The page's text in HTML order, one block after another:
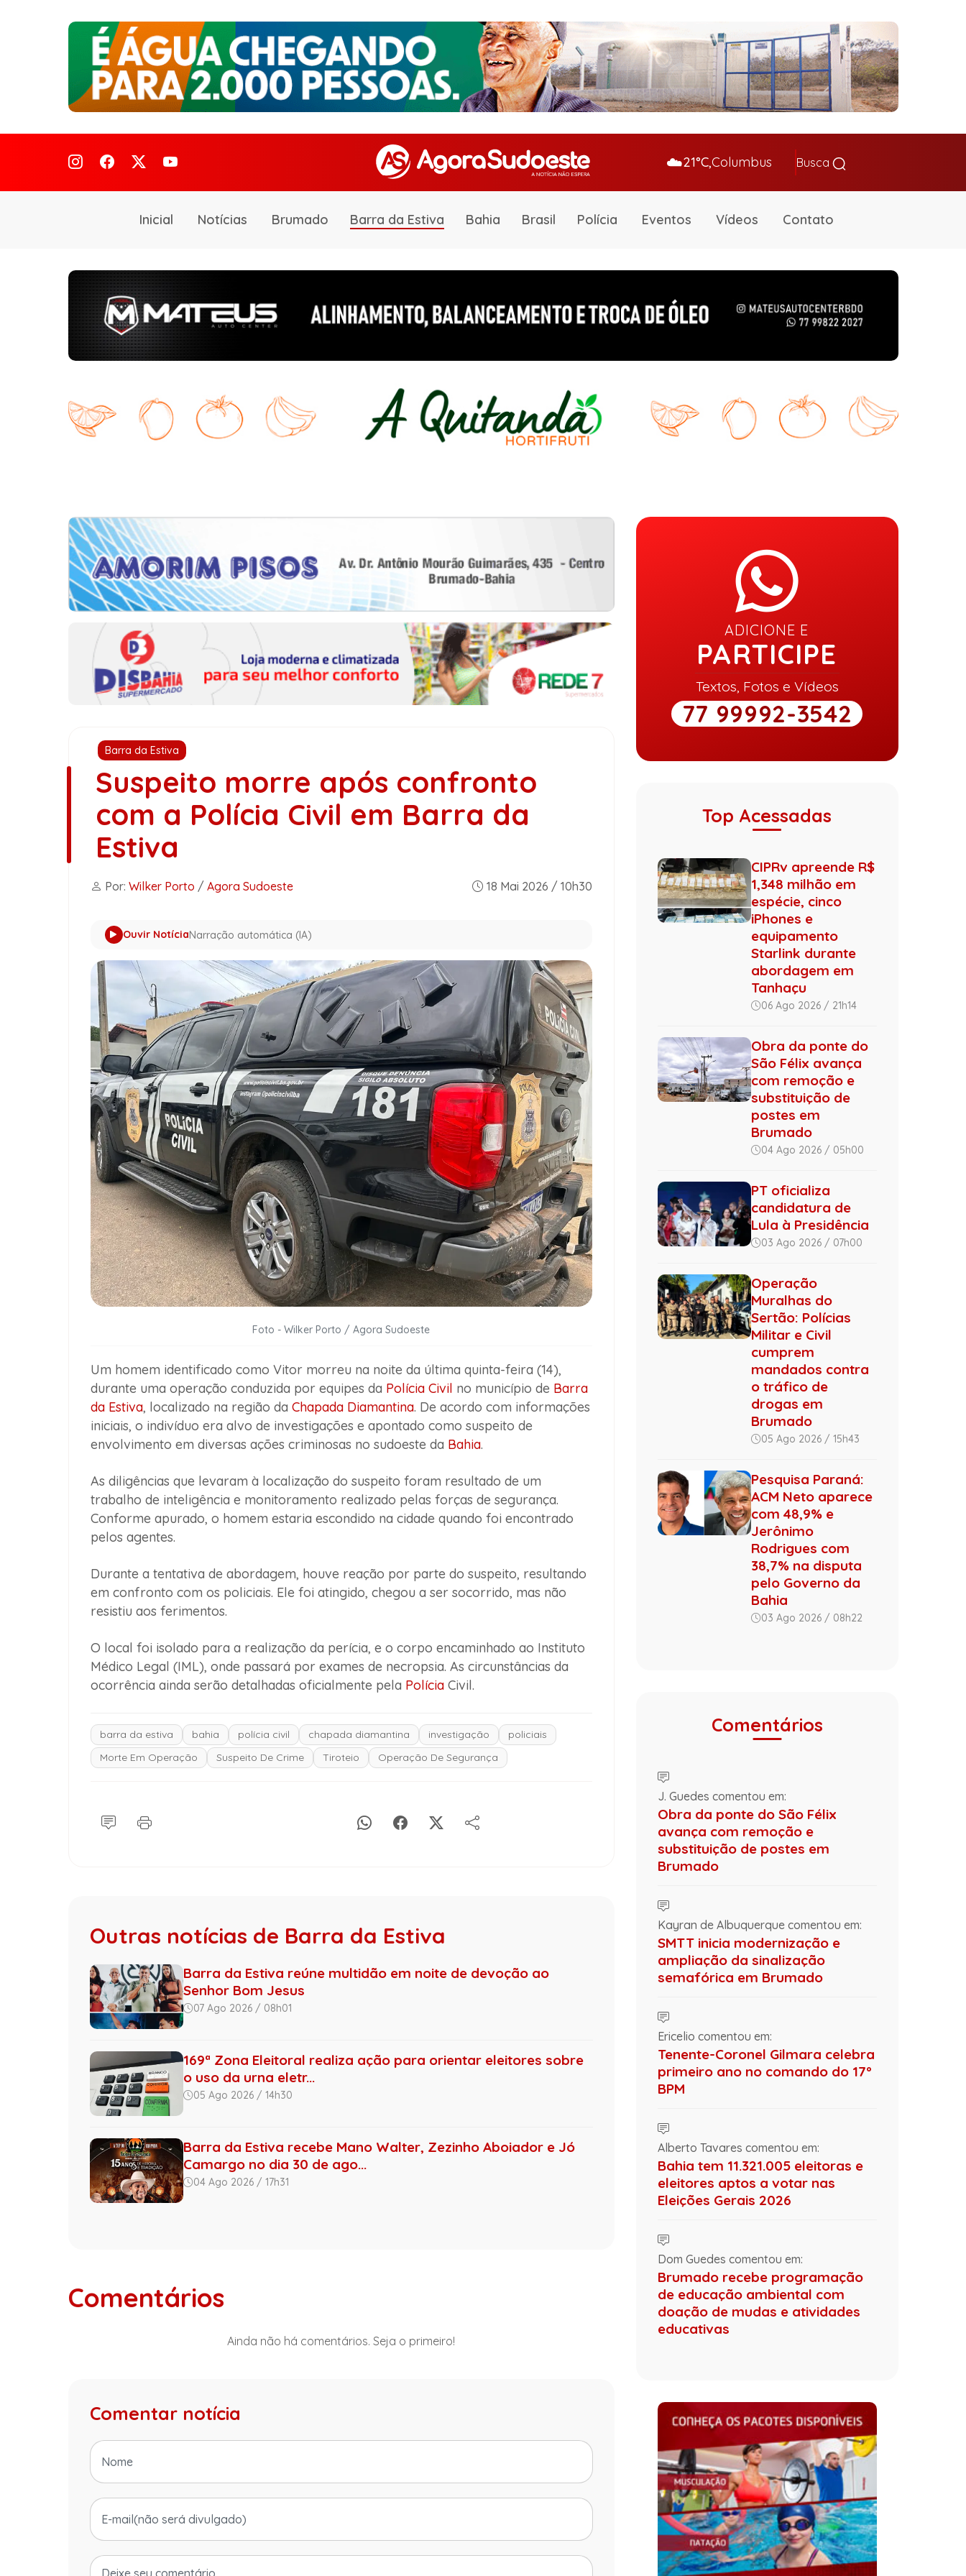
☁️21°C,Columbus Busca
Inicial Notícias Brumado Barra da Estiva Bahia Brasil Polícia Eventos Vídeos Contato
Barra da Estiva
Suspeito morre após confronto
com a Polícia Civil em Barra da
Estiva
Por: Wilker Porto / Agora Sudoeste 18 Mai 2026 / 10h30
Ouvir NotíciaNarração automática (IA)
Foto - Wilker Porto / Agora Sudoeste
Um homem identificado como Vitor morreu na noite da última quinta-feira (14),
durante uma operação conduzida por equipes da Polícia Civil no município de Barra
da Estiva, localizado na região da Chapada Diamantina. De acordo com informações
iniciais, o indivíduo era alvo de investigações e apontado como suspeito de
envolvimento em diversas ações criminosas no sudoeste da Bahia.
As diligências que levaram à localização do suspeito foram resultado de um
trabalho de inteligência e monitoramento realizado pelas forças de segurança.
Conforme apurado, o homem estaria escondido na cidade quando foi encontrado
pelos agentes.
Durante a tentativa de abordagem, houve reação por parte do suspeito, resultando
em confronto com os policiais. Ele foi atingido, chegou a ser socorrido, mas não
resistiu aos ferimentos.
O local foi isolado para a realização da perícia, e o corpo encaminhado ao Instituto
Médico Legal (IML), onde passará por exames de necropsia. As circunstâncias da
ocorrência ainda serão detalhadas oficialmente pela PolíciaCivil.
barra da estiva bahia polícia civil chapada diamantina investigação
policiais
Morte Em Operação
Suspeito De Crime Tiroteio Operação De Segurança
Outras notícias de Barra da Estiva
Barra da Estiva reúne multidão em noite de devoção ao
Senhor Bom Jesus
07 Ago 2026 / 08h01
169ª Zona Eleitoral realiza ação para orientar eleitores sobre
o uso da urna eletr...
05 Ago 2026 / 14h30
Barra da Estiva recebe Mano Walter, Zezinho Aboiador e Jó
Camargo no dia 30 de ago...
04 Ago 2026 / 17h31
Comentários
Ainda não há comentários. Seja o primeiro!
Comentar notícia
ADICIONE E
PARTICIPE
Textos, Fotos e Vídeos
77 99992-3542
Top Acessadas
CIPRv apreende R$
1,348 milhão em
espécie, cinco
iPhones e
equipamento
Starlink durante
abordagem em
Tanhaçu
06 Ago 2026 / 21h14
Obra da ponte do
São Félix avança
com remoção e
substituição de
postes em
Brumado
04 Ago 2026 / 05h00
PT oficializa
candidatura de
Lula à Presidência
03 Ago 2026 / 07h00
Operação
Muralhas do
Sertão: Polícias
Militar e Civil
cumprem
mandados contra
o tráfico de
drogas em
Brumado
05 Ago 2026 / 15h43
Pesquisa Paraná:
ACM Neto aparece
com 48,9% e
Jerônimo
Rodrigues com
38,7% na disputa
pelo Governo da
Bahia
03 Ago 2026 / 08h22
Comentários
J. Guedes comentou em:
Obra da ponte do São Félix
avança com remoção e
substituição de postes em
Brumado
Kayran de Albuquerque comentou em:
SMTT inicia modernização e
ampliação da sinalização
semafórica em Brumado
Ericelio comentou em:
Tenente-Coronel Gilmara celebra
primeiro ano no comando do 17º
BPM
Alberto Tavares comentou em:
Bahia tem 11.321.005 eleitoras e
eleitores aptos a votar nas
Eleições Gerais 2026
Dom Guedes comentou em:
Brumado recebe programação
de educação ambiental com
doação de mudas e atividades
educativas